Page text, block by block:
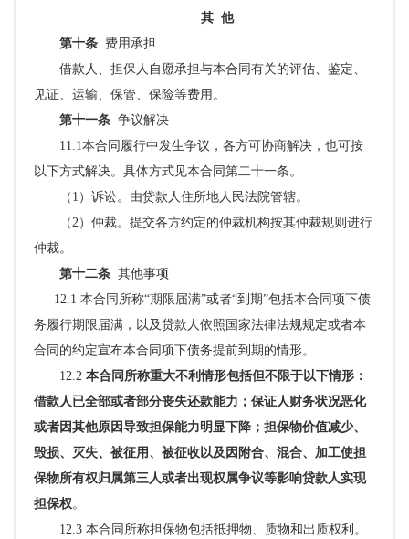
其 他
第十条 费用承担
借款人、担保人自愿承担与本合同有关的评估、鉴定、
见证、运输、保管、保险等费用。
第十一条 争议解决
11.1本合同履行中发生争议，各方可协商解决，也可按
以下方式解决。具体方式见本合同第二十一条。
（ 1）诉讼。由贷款人住所地人民法院管辖。
（2）仲裁。提交各方约定的仲裁机构按其仲裁规则进行
仲裁。
第十二条 其他事项
12.1 本合同所称“期限届满”或者“到期”包括本合同项下债
务履行期限届满，以及贷款人依照国家法律法规规定或者本
合同的约定宣布本合同项下债务提前到期的情形。
12.2 本合同所称重大不利情形包括但不限于以下情形：
借款人已全部或者部分丧失还款能力；保证人财务状况恶化
或者因其他原因导致担保能力明显下降；担保物价值减少、
毁损、灭失、被征用、被征收以及因附合、混合、加工使担
保物所有权归属第三人或者出现权属争议等影响贷款人实现
担保权。
12.3 本合同所称担保物包括抵押物、质物和出质权利。